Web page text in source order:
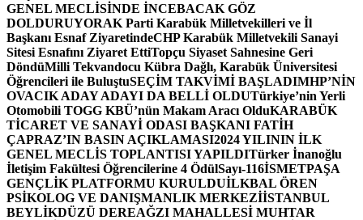
GENEL MECLİSİNDE İNCEBACAK GÖZ
DOLDURUYORAK Parti Karabük Milletvekilleri ve İl
Başkanı Esnaf ZiyaretindeCHP Karabük Milletvekili Sanayi
Sitesi Esnafını Ziyaret EttiTopçu Siyaset Sahnesine Geri
DöndüMilli Tekvandocu Kübra Dağlı, Karabük Üniversitesi
Öğrencileri ile BuluştuSEÇİM TAKVİMİ BAŞLADIMHP’NİN
OVACIK ADAY ADAYI DA BELLİ OLDUTürkiye’nin Yerli
Otomobili TOGG KBÜ’nün Makam Aracı OlduKARABÜK
TİCARET VE SANAYİ ODASI BAŞKANI FATİH
ÇAPRAZ’IN BASIN AÇIKLAMASI2024 YILININ İLK
GENEL MECLİS TOPLANTISI YAPILDITürker İnanoğlu
İletişim Fakültesi Öğrencilerine 4 ÖdülSayı-116İSMETPAŞA
GENÇLİK PLATFORMU KURULDUİLKBAL ÖREN
PSİKOLOG VE DANIŞMANLIK MERKEZİİSTANBUL
BEYLİKDÜZÜ DEREAĞZI MAHALLESİ MUHTAR